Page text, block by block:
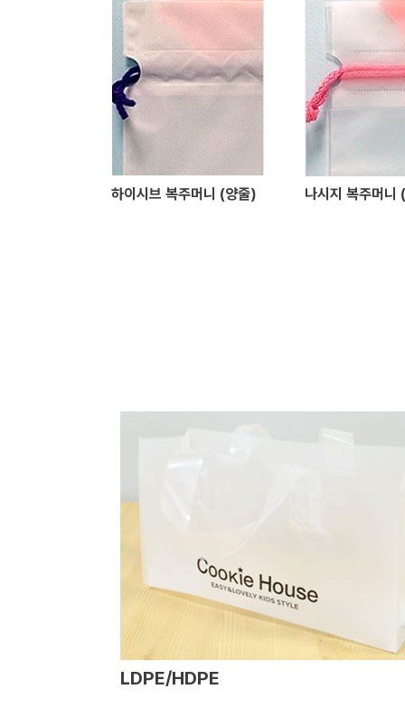
하이시브 복주머니 (양줄) 나시지 복주머니
LDPE/HDPE